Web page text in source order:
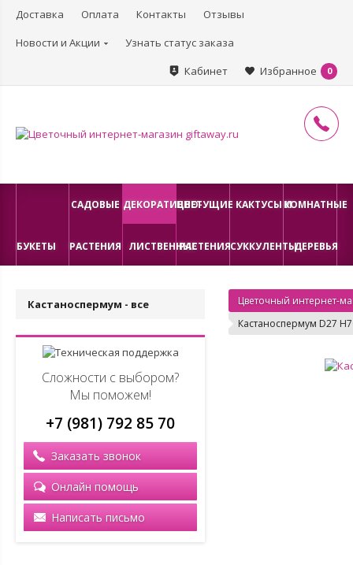
Доставка Оплата Контакты
Отзывы
Новости и Акции
Узнать статус заказа
Избранное
0
Кабинет
БУКЕТЫ
САДОВЫЕ
РАСТЕНИЯ
ДЕКОРАТИВНО-
ЛИСТВЕННЫЕ
ЦВЕТУЩИЕ
РАСТЕНИЯ
КАКТУСЫ И
СУККУЛЕНТЫ
КОМНАТНЫЕ
ДЕРЕВЬЯ
Кастаноспермум - все
Сложности с выбором?
Мы поможем!
+7 (981) 792 85 70
Заказать звонок
Онлайн помощь
Написать письмо
Цветочный интернет-
Кастаноспермум D27